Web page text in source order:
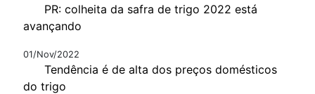
PR: colheita da safra de trigo 2022 está
avançando
01/Nov/2022
Tendência é de alta dos preços domésticos
do trigo